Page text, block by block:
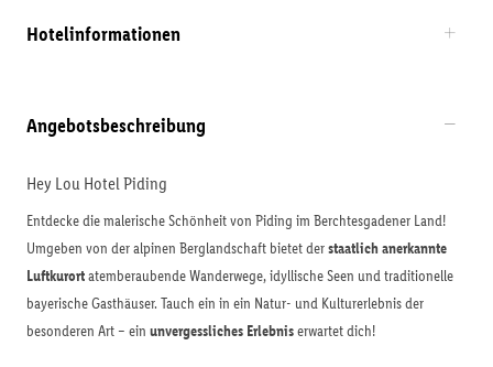
Hotelinformationen
Angebotsbeschreibung
Hey Lou Hotel Piding
Entdecke die malerische Schönheit von Piding im Berchtesgadener Land!
Umgeben von der alpinen Berglandschaft bietet derstaatlich anerkannte
Luftkurortatemberaubende Wanderwege, idyllische Seen und traditionelle
bayerische Gasthäuser. Tauch ein in ein Natur- und Kulturerlebnis der
besonderen Art – ein unvergessliches Erlebniserwartet dich!